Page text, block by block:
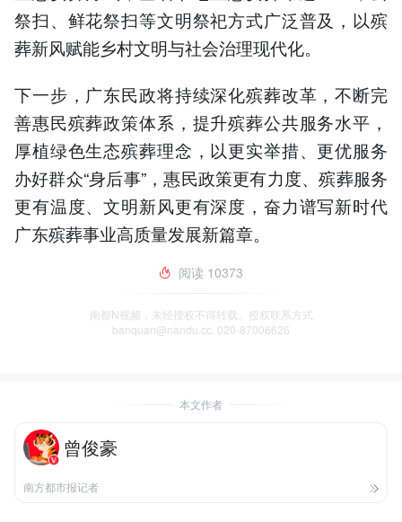
祭扫、鲜花祭扫等文明祭祀方式广泛普及，以殡
葬新风赋能乡村文明与社会治理现代化。
下一步，广东民政将持续深化殡葬改革，不断完
善惠民殡葬政策体系，提升殡葬公共服务水平，
厚植绿色生态殡葬理念，以更实举措、更优服务
办好群众“身后事”，惠民政策更有力度、殡葬服务
更有温度、文明新风更有深度，奋力谱写新时代
广东殡葬事业高质量发展新篇章。
阅读 10373
南都N视频，未经授权不得转载、授权联系方式
banquan@nandu.cc. 020-87006626
本文作者
曾俊豪
南方都市报记者